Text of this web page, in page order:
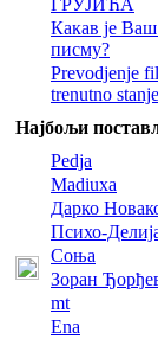
ГРУЈИЋА
Какав је
писму?
Prevodjenje
trenutno
Најбољи
Pedja
Madiuxa
Дарко
Психо-
Соња
Зоран
mt
Ena